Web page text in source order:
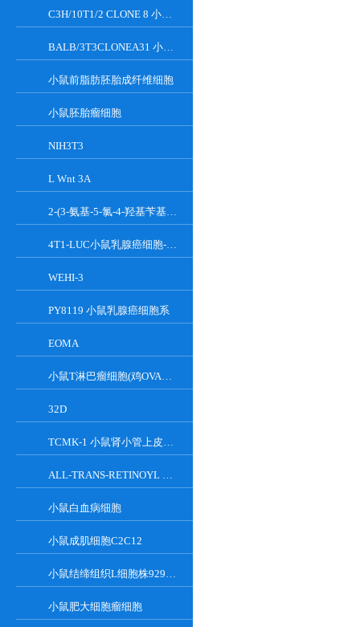
C3H/10T1/2 CLONE 8 小鼠胚胎成纤维细胞系
BALB/3T3CLONEA31 小鼠胚胎成纤维细胞
小鼠前脂肪胚胎成纤维细胞
小鼠胚胎瘤细胞
NIH3T3
L Wnt 3A
2-(3-氨基-5-氯-4-羟基苄基)-1H-异吲哚-1,3(2H)-二酮
4T1-LUC小鼠乳腺癌细胞-荧光素酶标记
WEHI-3
PY8119 小鼠乳腺癌细胞系
EOMA
小鼠T淋巴瘤细胞(鸡OVA基因修饰)
32D
TCMK-1 小鼠肾小管上皮细胞系
ALL-TRANS-RETINOYL B-GLUCURONIDE
小鼠白血病细胞
小鼠成肌细胞C2C12
小鼠结缔组织L细胞株929克隆
小鼠肥大细胞瘤细胞